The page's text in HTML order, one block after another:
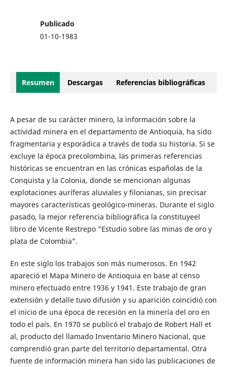
Publicado
01-10-1983
Resumen Descargas Referencias bibliográficas
A pesar de su carácter minero, la información sobre la
actividad minera en el departamento de Antioquia, ha sido
fragmentaria y esporádica a través de toda su historia. Si se
excluye la época precolombina, las primeras referencias
históricas se encuentran en las crónicas españolas de la
Conquista y la Colonia, donde se mencionan algunas
explotaciones auríferas aluviales y filonianas, sin precisar
mayores características geológico-mineras. Durante el siglo
pasado, la mejor referencia bibliográfica la constituyeel
libro de Vicente Restrepo "Estudio sobre las minas de oro y
plata de Colombia".
En este siglo los trabajos son más numerosos. En 1942
apareció el Mapa Minero de Antioquia en base al censo
minero efectuado entre 1936 y 1941. Este trabajo de gran
extensión y detalle tuvo difusión y su aparición coincidió con
el inicio de una época de recesión en la minería del oro en
todo el país. En 1970 se publicó el trabajo de Robert Hall et
al, producto del llamado Inventario Minero Nacional, que
comprendió gran parte del territorio departamental. Otra
fuente de información minera han sido las publicaciones de